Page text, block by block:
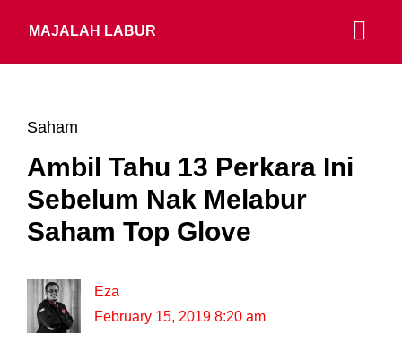
MAJALAH LABUR
Saham
Ambil Tahu 13 Perkara Ini
Sebelum Nak Melabur
Saham Top Glove
Eza
February 15, 2019 8:20 am